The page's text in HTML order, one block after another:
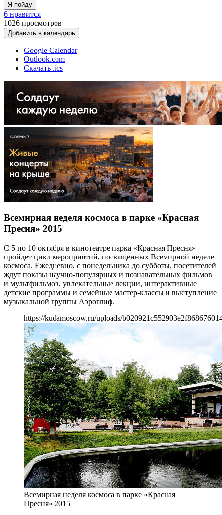
Я пойду
6 нравится
1026 просмотров
Добавить в календарь
Google Calendar
Outlook.com
Скачать .ics
Всемирная неделя космоса в парке «Красная
Пресня» 2015
С 5 по 10 октября в кинотеатре парка «Красная Пресня»
пройдет цикл мероприятий, посвященных Всемирной неделе
космоса. Ежедневно, с понедельника до субботы, посетителей
ждут показы научно-популярных и познавательных фильмов
и мультфильмов, увлекательные лекции, интерактивные
детские программы и семейные мастер-классы и выступление
музыкальной группы Аэроглиф.
https://kudamoscow.ru/uploads/
Всемирная неделя космоса в парке «Красная
Пресня» 2015